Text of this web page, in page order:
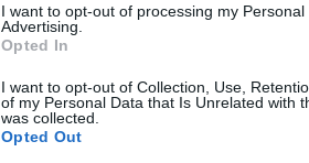
I want to opt-out of processing my Personal
Advertising.
Opted In
I want to opt-out of Collection, Use,
of my Personal Data that Is Unrelated with
was collected.
Opted Out